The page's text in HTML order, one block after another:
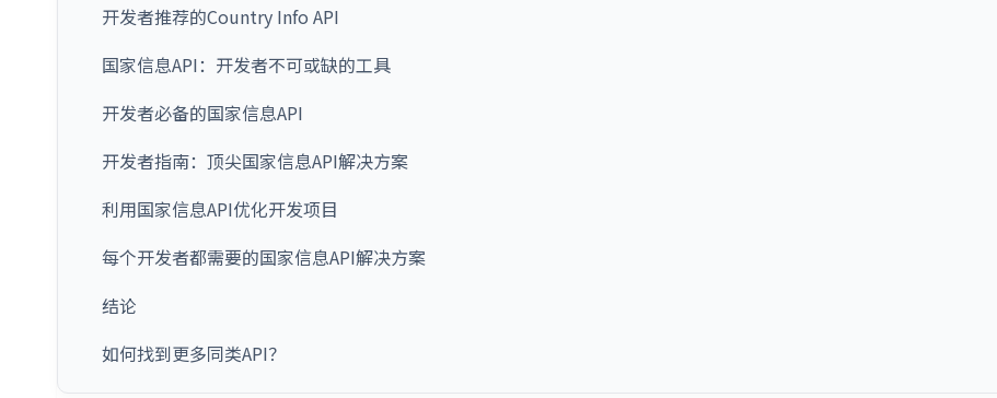
开发者推荐的Country Info API
国家信息API：开发者不可或缺的工具
开发者必备的国家信息API
开发者指南：顶尖国家信息API解决方案
利用国家信息API优化开发项目
每个开发者都需要的国家信息API解决方案
结论
如何找到更多同类API？